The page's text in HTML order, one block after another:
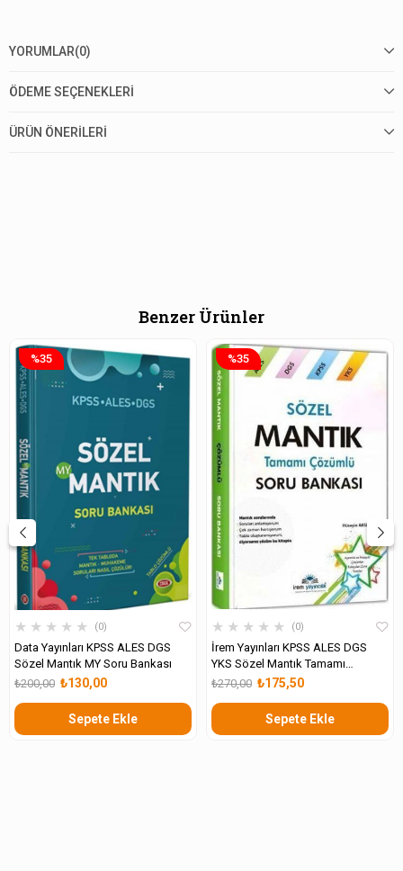
YORUMLAR(0)
ÖDEME SEÇENEKLERI
ÜRÜN ÖNERILERI
Benzer Ürünler
★ ★ ★ ★ ★ 0
Data Yayınları KPSS ALES DGS
Sözel Mantık MY Soru Bankası
₺130,00
₺200,00
Sepete Ekle
%35
★ ★ ★ ★ ★ 0
İrem Yayınları KPSS ALES DGS
YKS Sözel Mantık Tamamı
Çözümlü Soru Bankası
₺175,50
₺270,00
Sepete Ekle
%35